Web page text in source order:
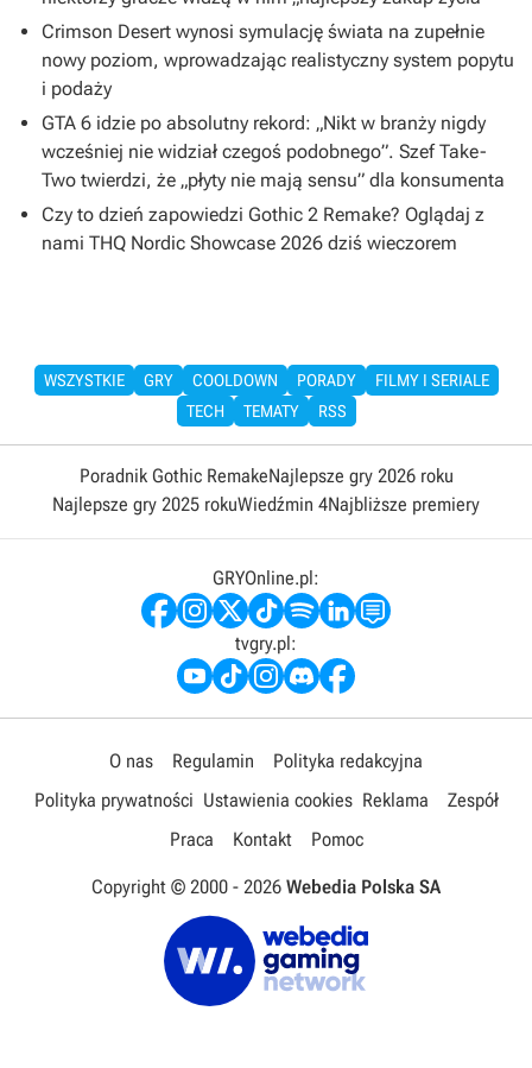
Crimson Desert wynosi symulację świata na zupełnie
nowy poziom, wprowadzając realistyczny system popytu
i podaży
GTA 6 idzie po absolutny rekord: „Nikt w branży nigdy
wcześniej nie widział czegoś podobnego”. Szef Take-
Two twierdzi, że „płyty nie mają sensu” dla konsumenta
Czy to dzień zapowiedzi Gothic 2 Remake? Oglądaj z
nami THQ Nordic Showcase 2026 dziś wieczorem
WSZYSTKIE GRY COOLDOWN PORADY
FILMY I SERIALE
TECH
TEMATY RSS
Poradnik Gothic RemakeNajlepsze gry 2026 roku
Najlepsze gry 2025 rokuWiedźmin 4Najbliższe premiery
GRYOnline.pl:
tvgry.pl:
O nas Regulamin
Polityka redakcyjna
Polityka prywatności Ustawienia cookies Reklama
Zespół
Praca
Kontakt Pomoc
Copyright © 2000 - 2026 Webedia Polska SA